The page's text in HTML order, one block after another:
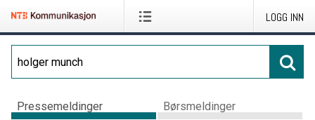
LOGG INN
Pressemeldinger Børsmeldinger